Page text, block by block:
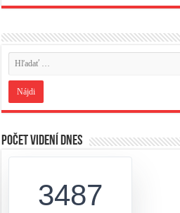
Počet videní dnes
3487